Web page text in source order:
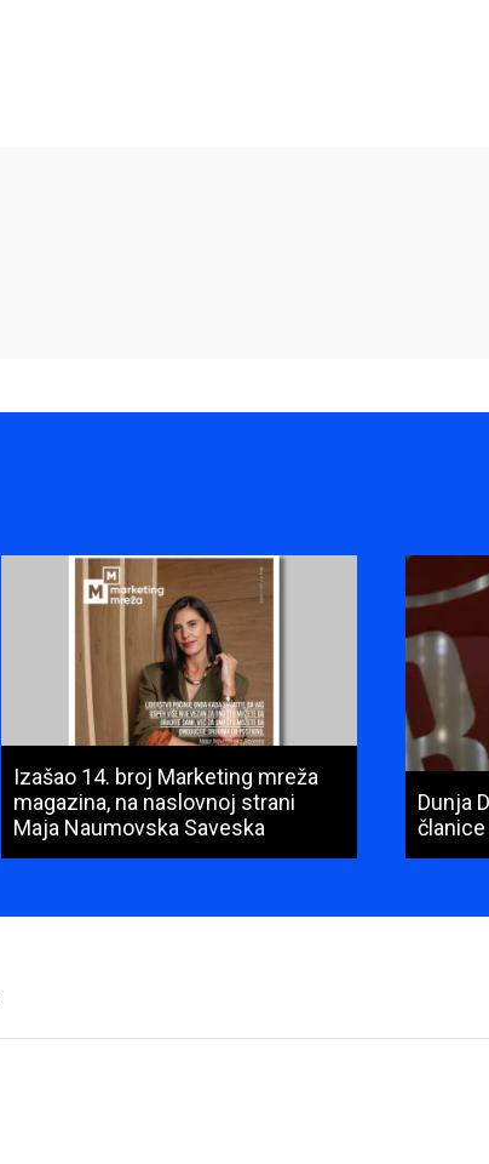
Izašao 14. broj Marketing mreža
magazina, na naslovnoj strani
Maja Naumovska Saveska
Dunja
članice